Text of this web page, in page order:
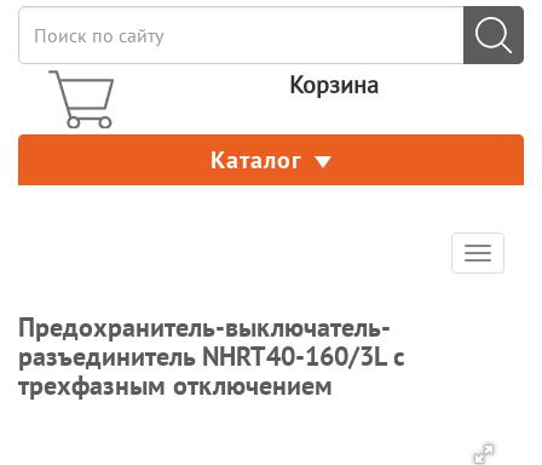
Корзина
Каталог
Toggle
Предохранитель-выключатель-
разъединитель NHRT40-160/3L с
трехфазным отключением